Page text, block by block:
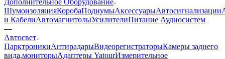
Дополнительное Оборудование
ШумоизоляцияКоробаПодиумыАксессуарыАвтосигнализации
и КабелиАвтомагнитолыУсилителиПитание Аудиосистем
—
Автосвет
ПарктроникиАнтирадарыВидеорегистраторыКамеры заднего
вида,мониторыАдаптеры YatourИзмерительное